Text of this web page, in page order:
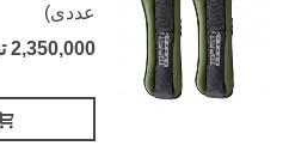
عددی)
2,350,000 تومان